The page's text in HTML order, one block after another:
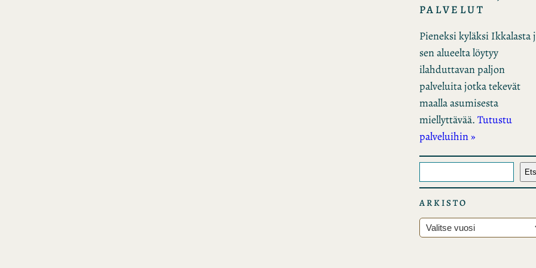
PALVELUT
Pieneksi kyläksi Ikkalasta
sen alueelta löytyy
ilahduttavan paljon
palveluita jotka tekevät
maalla asumisesta
miellyttävää. Tutustu
palveluihin »
t
s
i
ARKISTO
r